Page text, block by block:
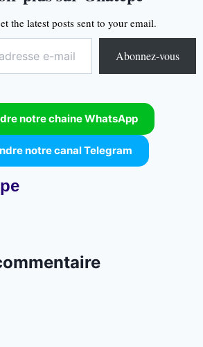
the latest posts sent to your email.
Abonnez-vous
notre chaine WhatsApp
notre canal Telegram